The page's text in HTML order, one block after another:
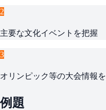
2
主要な文化イベントを把握
3
オリンピック等の大会情報
例題